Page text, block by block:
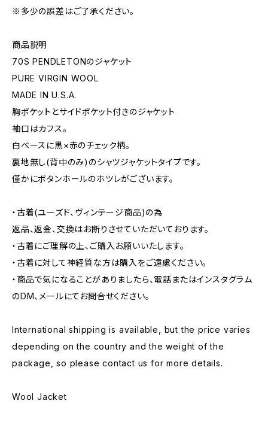
※多少の誤差はご了承ください。
商品説明
70S PENDLETONのジャケット
PURE VIRGIN WOOL
MADE IN U.S.A.
胸ポケットとサイドポケット付きのジャケット
袖口はカフス。
白ベースに黒×赤のチェック柄。
裏地無し(背中のみ)のシャツジャケットタイプです。
僅かにボタンホールのホツレがございます。
・古着(ユーズド、ヴィンテージ商品)の為
返品、返金、交換はお断りさせていただいております。
・古着にご理解の上、ご購入お願いいたします。
・古着に対して神経質な方は購入をご遠慮ください。
・商品で気になることがありましたら、電話またはインスタグラム
のDM、メールにてお問合せください。
International shipping is available, but the price varies
depending on the country and the weight of the
package, so please contact us for more details.
Wool Jacket